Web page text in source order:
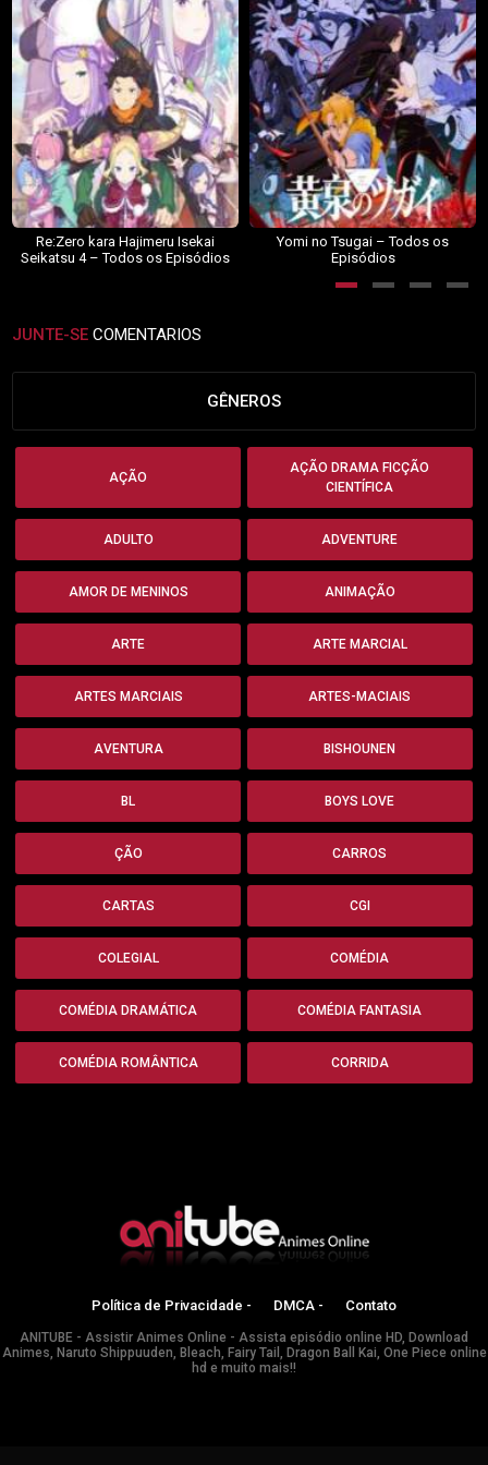
Re:Zero kara Hajimeru Isekai
Seikatsu 4 – Todos os Episódios
Yomi no Tsugai – Todos os
Episódios
JUNTE-SE COMENTARIOS
GÊNEROS
AÇÃO
AÇÃO DRAMA FICÇÃO
CIENTÍFICA
ADULTO ADVENTURE
AMOR DE MENINOS ANIMAÇÃO
ARTE ARTE MARCIAL
ARTES MARCIAIS ARTES-MACIAIS
AVENTURA BISHOUNEN
BL BOYS LOVE
ÇÃO CARROS
CARTAS CGI
COLEGIAL COMÉDIA
COMÉDIA DRAMÁTICA COMÉDIA FANTASIA
COMÉDIA ROMÂNTICA CORRIDA
Política de Privacidade - DMCA - Contato
ANITUBE - Assistir Animes Online - Assista episódio online HD, Download
Animes, Naruto Shippuuden, Bleach, Fairy Tail, Dragon Ball Kai, One Piece online
hd e muito mais!!